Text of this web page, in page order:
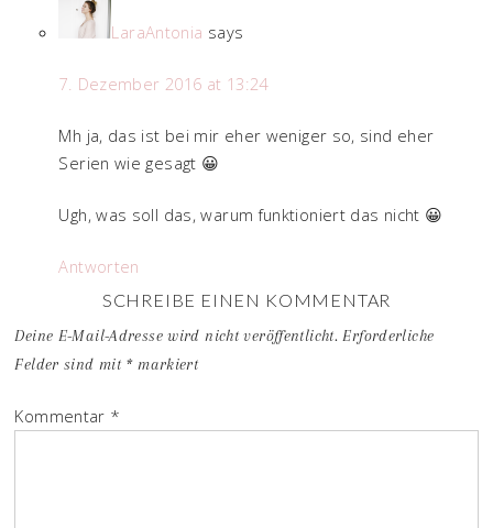
LaraAntonia says
7. Dezember 2016 at 13:24
Mh ja, das ist bei mir eher weniger so, sind eher
Serien wie gesagt 😀
Ugh, was soll das, warum funktioniert das nicht 😀
Antworten
SCHREIBE EINEN KOMMENTAR
Deine E-Mail-Adresse wird nicht veröffentlicht. Erforderliche
Felder sind mit *markiert
Kommentar *